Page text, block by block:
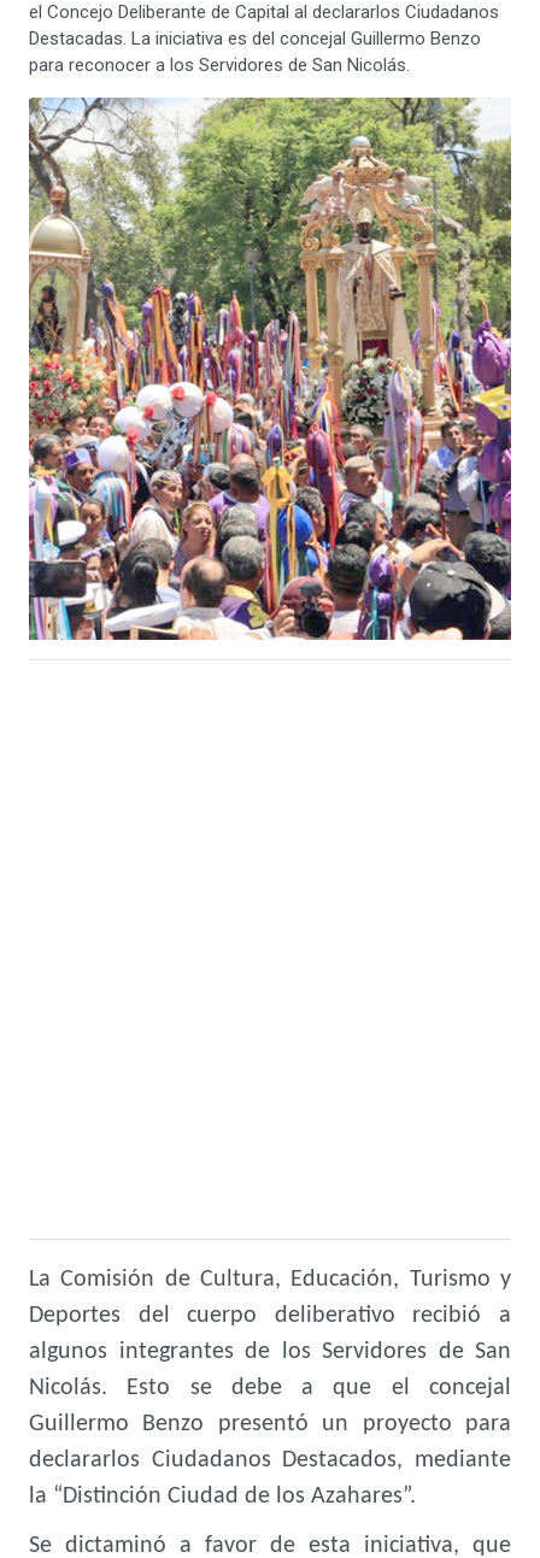
el Concejo Deliberante de Capital al declararlos Ciudadanos
Destacadas. La iniciativa es del concejal Guillermo Benzo
para reconocer a los Servidores de San Nicolás.
La Comisión de Cultura, Educación, Turismo y
Deportes del cuerpo deliberativo recibió a
algunos integrantes de los Servidores de San
Nicolás. Esto se debe a que el concejal
Guillermo Benzo presentó un proyecto para
declararlos Ciudadanos Destacados, mediante
la “Distinción Ciudad de los Azahares”.
Se dictaminó a favor de esta iniciativa, que